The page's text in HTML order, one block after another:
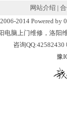
网站介绍 |
2014 Powered by
电脑上门维修，洛阳
咨询
豫